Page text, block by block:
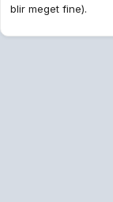
blir meget fine).